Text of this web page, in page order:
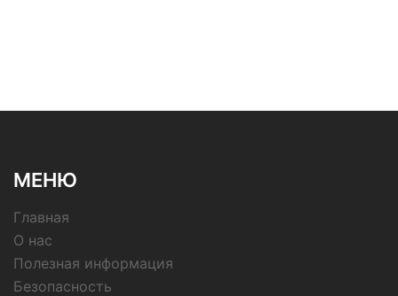
МЕНЮ
Главная
О нас
Полезная информация
Безопасность